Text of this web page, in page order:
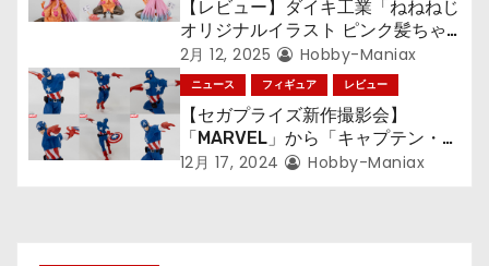
【レビュー】ダイキ工業「ねねねじ
オリジナルイラスト ピンク髪ちゃ
ん 黒ギャルver.」ダブルピースの
バニーガールが褐色バージョンに！
2月 12, 2025 Hobby-Maniax
ニュース フィギュア レビュー
【セガプライズ新作撮影会】
「MARVEL」から「キャプテン・ア
メリカ」が“Luminasta”になって
12月 17, 2024 Hobby-Maniax